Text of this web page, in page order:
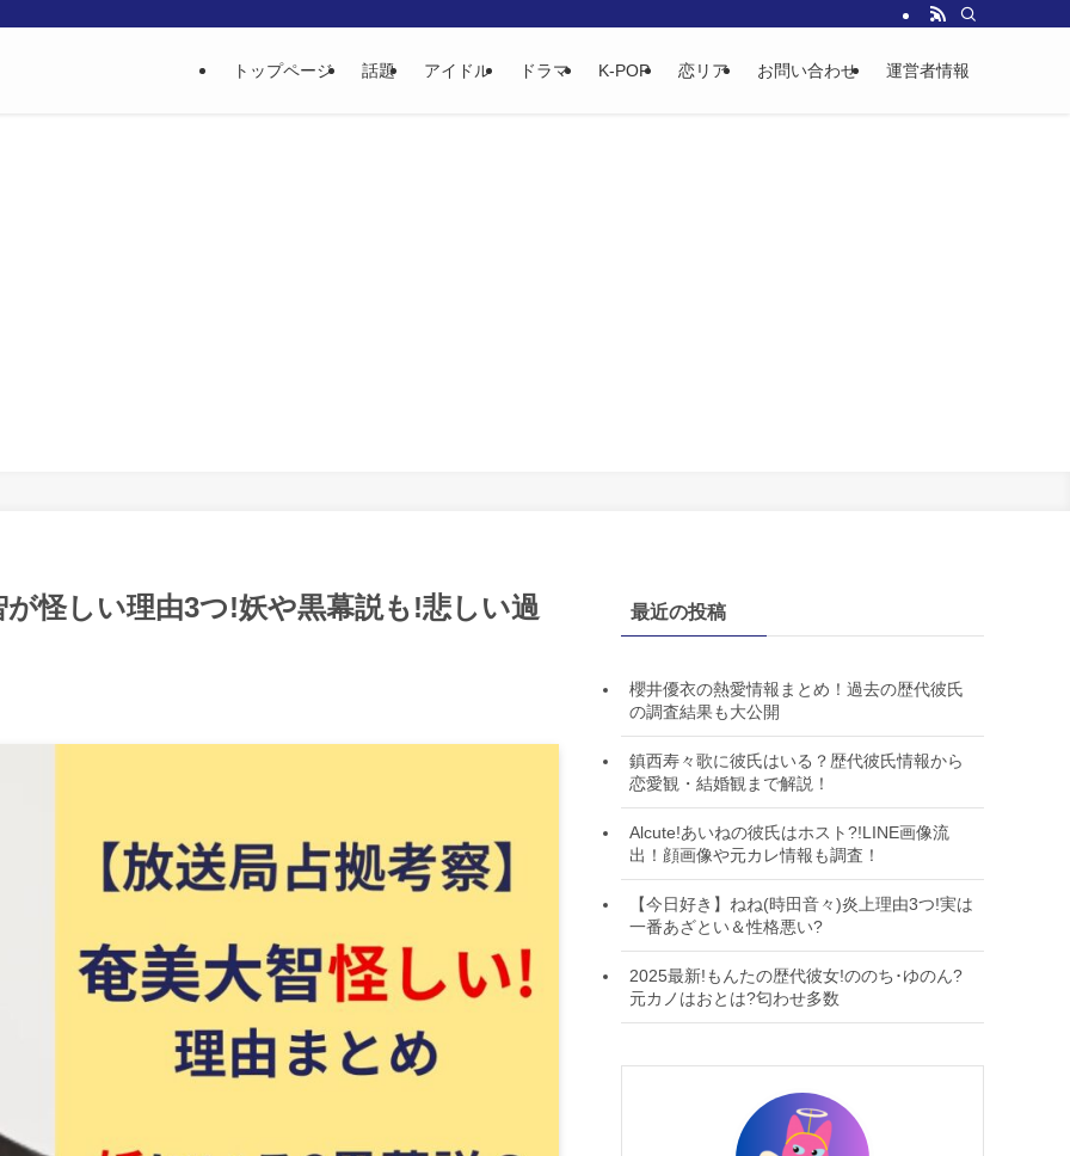
トップページ 話題 アイドル ドラマ K-POP 恋リア お問い合わせ 運営者情報
怪しい理由3つ!妖や黒幕説も!悲しい過 最近の投稿
櫻井優衣の熱愛情報まとめ！過去の歴代彼氏
の調査結果も大公開
鎮西寿々歌に彼氏はいる？歴代彼氏情報から
恋愛観・結婚観まで解説！
Alcute!あいねの彼氏はホスト?!LINE画像流
出！顔画像や元カレ情報も調査！
【今日好き】ねね(時田音々)炎上理由3つ!実は
一番あざとい＆性格悪い?
2025最新!もんたの歴代彼女!ののち･ゆのん?
元カノはおとは?匂わせ多数